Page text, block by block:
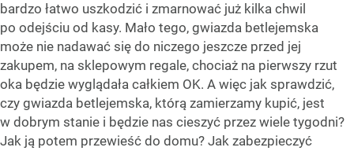
bardzo łatwo uszkodzić i zmarnować już kilka chwil
po odejściu od kasy. Mało tego, gwiazda betlejemska
może nie nadawać się do niczego jeszcze przed jej
zakupem, na sklepowym regale, chociaż na pierwszy rzut
oka będzie wyglądała całkiem OK. A więc jak sprawdzić,
czy gwiazda betlejemska, którą zamierzamy kupić, jest
w dobrym stanie i będzie nas cieszyć przez wiele tygodni?
Jak ją potem przewieść do domu? Jak zabezpieczyć